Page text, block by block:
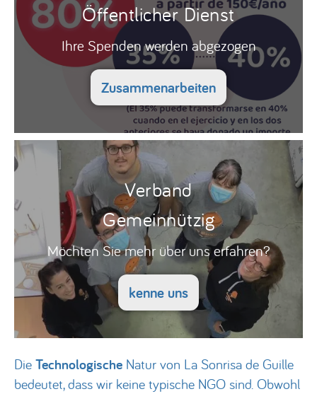
Öffentlicher Dienst
Ihre Spenden werden abgezogen
Zusammenarbeiten
Verband
Gemeinnützig
Möchten Sie mehr über uns erfahren?
kenne uns
Die Technologische Natur von La Sonrisa de Guille
bedeutet, dass wir keine typische NGO sind. Obwohl